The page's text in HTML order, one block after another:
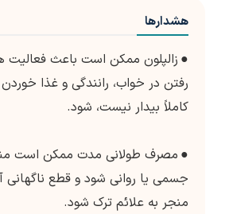
هشدارها
● زالپلون ممکن است باعث فعالیت
رفتن در خواب، رانندگی و غذا
کاملاً بیدار نیست، شود.
● مصرف طولانی مدت ممکن است
جسمی یا روانی شود و قطع
منجر به علائم ترک شود.